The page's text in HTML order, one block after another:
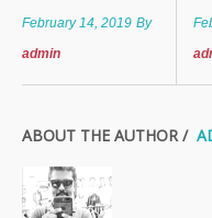
February 14, 2019 By
admin
ABOUT THE AUTHOR /